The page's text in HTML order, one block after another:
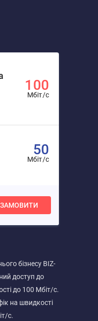
100
Мбіт/с
50
Мбіт/с
ЗАМОВИТИ
бізнесу BIZ-
доступ до
до 100 Мбіт/с.
на швидкості
с.